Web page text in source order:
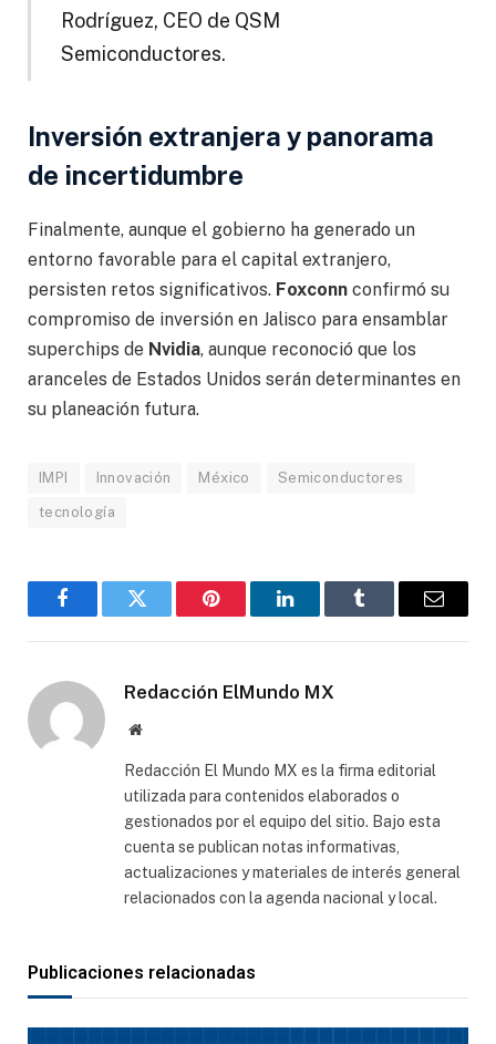
Rodríguez, CEO de QSM
Semiconductores.
Inversión extranjera y panorama
de incertidumbre
Finalmente, aunque el gobierno ha generado un
entorno favorable para el capital extranjero,
persisten retos significativos. Foxconn confirmó su
compromiso de inversión en Jalisco para ensamblar
superchips de Nvidia, aunque reconoció que los
aranceles de Estados Unidos serán determinantes en
su planeación futura.
IMPI Innovación México Semiconductores
tecnología
FacebookGorjeo Pinterest LinkedInTumblr
Correo
Redacción ElMundo MX
Sitio
Redacción El Mundo MX es la firma editorial
utilizada para contenidos elaborados o
gestionados por el equipo del sitio. Bajo esta
cuenta se publican notas informativas,
actualizaciones y materiales de interés general
relacionados con la agenda nacional y local.
Publicaciones relacionadas